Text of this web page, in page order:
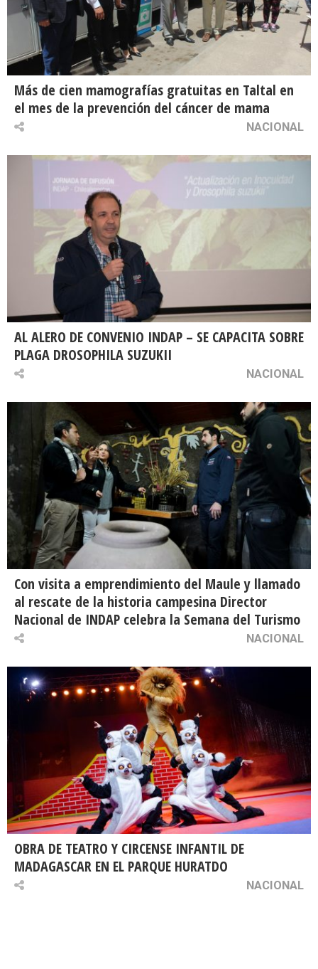
Más de cien mamografías gratuitas en Taltal en
el mes de la prevención del cáncer de mama
NACIONAL
AL ALERO DE CONVENIO INDAP – SE CAPACITA SOBRE
PLAGA DROSOPHILA SUZUKII
NACIONAL
Con visita a emprendimiento del Maule y llamado
al rescate de la historia campesina Director
Nacional de INDAP celebra la Semana del Turismo
NACIONAL
OBRA DE TEATRO Y CIRCENSE INFANTIL DE
MADAGASCAR EN EL PARQUE HURATDO
NACIONAL